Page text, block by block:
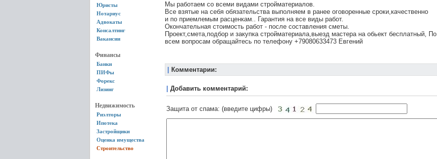
Юристы
Нотариус
Адвокаты
Консалтинг
Вакансии
Финансы
Банки
ПИФы
Форекс
Лизинг
Недвижимость
Риэлторы
Ипотека
Застройщики
Оценка имущества
Строительство
Мы работаем со всеми видами стройматериалов.
Все взятые на себя обязательства выполняем в ранее оговоренные сроки,качественно
и по приемлемым расценкам.. Гарантия на все виды работ.
Окончательная стоимость работ - после составления сметы.
Проект,смета,подбор и закупка стройматериала,выезд мастера на обьект бесплатный, По
всем вопросам обращайтесь по телефону +79080633473 Евгений
Комментарии:
Добавить комментарий:
Защита от спама: (введите цифры)